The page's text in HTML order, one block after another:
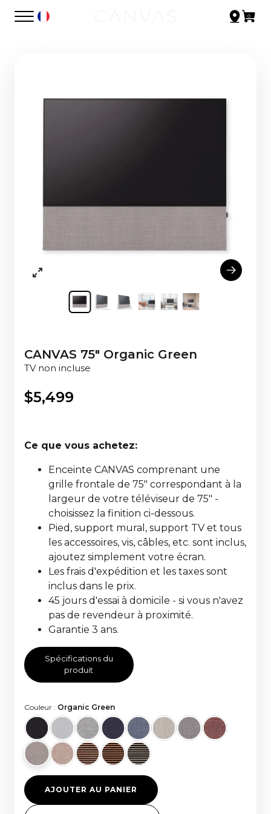
CANVAS 75" Organic Green
TV non incluse
$5,499
Ce que vous achetez:
Enceinte CANVAS comprenant une
grille frontale de 75" correspondant à la
largeur de votre téléviseur de 75" -
choisissez la finition ci-dessous.
Pied, support mural, support TV et tous
les accessoires, vis, câbles, etc. sont inclus,
ajoutez simplement votre écran.
Les frais d'expédition et les taxes sont
inclus dans le prix.
45 jours d'essai à domicile - si vous n'avez
pas de revendeur à proximité.
Garantie 3 ans.
Spécifications du
produit
Couleur : Organic Green
AJOUTER AU PANIER